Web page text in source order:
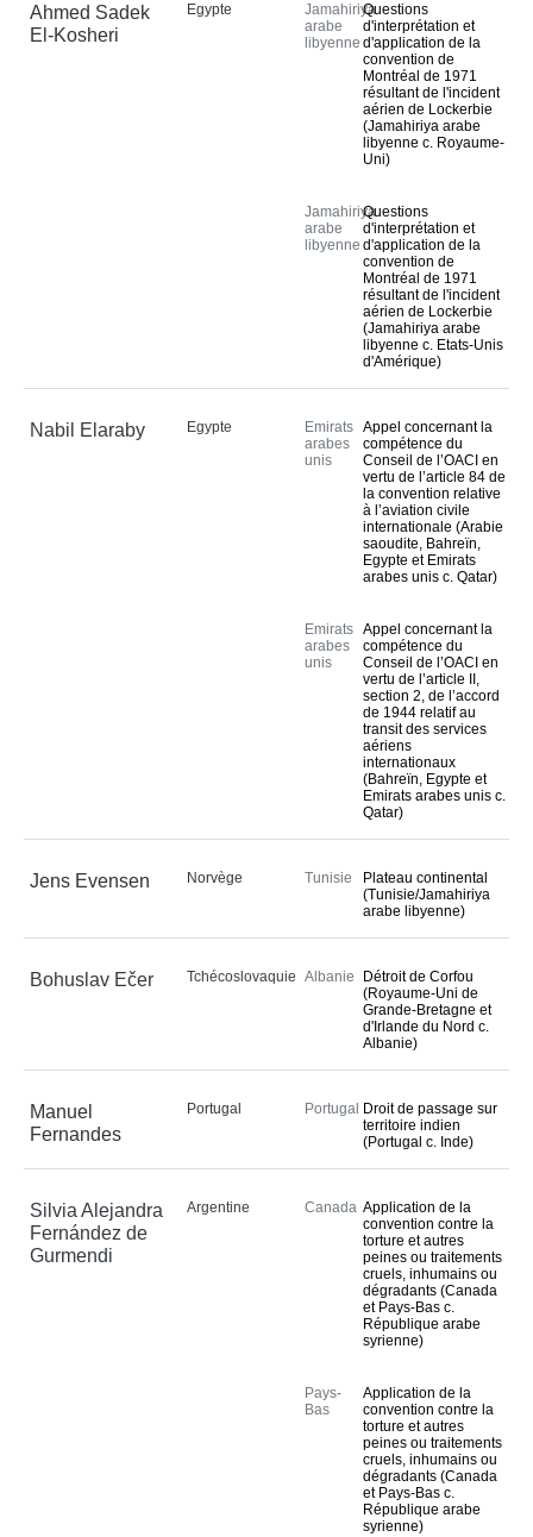
Ahmed Sadek
El-Kosheri
Egypte
Jamahiriya
arabe
libyenne
Questions
d'interprétation et
d'application de la
convention de
Montréal de 1971
résultant de l'incident
aérien de Lockerbie
(Jamahiriya arabe
libyenne c. Royaume-
Uni)
Jamahiriya
arabe
libyenne
Questions
d'interprétation et
d'application de la
convention de
Montréal de 1971
résultant de l'incident
aérien de Lockerbie
(Jamahiriya arabe
libyenne c. Etats-Unis
d'Amérique)
Nabil Elaraby Egypte
Emirats
arabes
unis
Appel concernant la
compétence du
Conseil de l’OACI en
vertu de l’article 84 de
la convention relative
à l’aviation civile
internationale (Arabie
saoudite, Bahreïn,
Egypte et Emirats
arabes unis c. Qatar)
Emirats
arabes
unis
Appel concernant la
compétence du
Conseil de l’OACI en
vertu de l’article II,
section 2, de l’accord
de 1944 relatif au
transit des services
aériens
internationaux
(Bahreïn, Egypte et
Emirats arabes unis c.
Qatar)
Jens Evensen Norvège Tunisie
Plateau continental
(Tunisie/Jamahiriya
arabe libyenne)
Bohuslav Ečer Tchécoslovaquie Albanie
Détroit de Corfou
(Royaume-Uni de
Grande-Bretagne et
d'Irlande du Nord c.
Albanie)
Manuel
Fernandes
Portugal Portugal Droit de passage sur
territoire indien
(Portugal c. Inde)
Silvia Alejandra
Fernández de
Gurmendi
Argentine Canada Application de la
convention contre la
torture et autres
peines ou traitements
cruels, inhumains ou
dégradants (Canada
et Pays-Bas c.
République arabe
syrienne)
Pays-
Bas
Application de la
convention contre la
torture et autres
peines ou traitements
cruels, inhumains ou
dégradants (Canada
et Pays-Bas c.
République arabe
syrienne)